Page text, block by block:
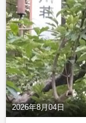
2026年8月04日